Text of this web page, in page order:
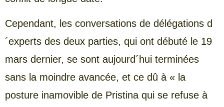
Cependant, les conversations de délégations d
´experts des deux parties, qui ont débuté le 19
mars dernier, se sont aujourd´hui terminées
sans la moindre avancée, et ce dû à « la
posture inamovible de Pristina qui se refuse à